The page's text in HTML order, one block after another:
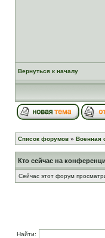
Вернуться к началу
Список форумов » Военная
Кто сейчас на
Сейчас этот форум
Найти: